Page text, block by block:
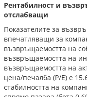
Рентабилност и
отслабващи
Показателите за
впечатляващи за
възвръщаемостта на
възвръщаемостта на
възвръщаемостта на
цена/печалба (P/E) е
стабилността на